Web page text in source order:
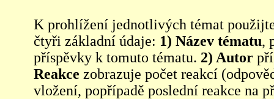
K prohlížení jednotlivých témat
čtyři základní údaje: 1) Název tématu,
příspěvky k tomuto tématu. 2) Autor
Reakce zobrazuje počet reakcí
vložení, popřípadě poslední reakce na